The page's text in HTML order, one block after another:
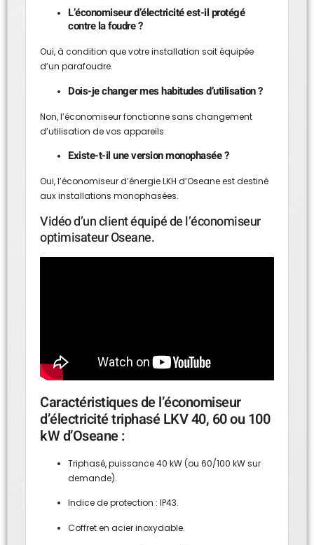
L’économiseur d’électricité est-il protégé
contre la foudre ?
Oui, à condition que votre installation soit équipée
d’un parafoudre.
Dois-je changer mes habitudes d’utilisation ?
Non, l’économiseur fonctionne sans changement
d’utilisation de vos appareils.
Existe-t-il une version monophasée ?
Oui, l’économiseur d’énergie LKH d’Oseane est destiné
aux installations monophasées.
Vidéo d’un client équipé de l’économiseur
optimisateur Oseane.
Caractéristiques de l’économiseur
d’électricité triphasé LKV 40, 60 ou 100
kW d’Oseane :
Triphasé, puissance 40 kW (ou 60/100 kW sur
demande).
Indice de protection : IP43.
Coffret en acier inoxydable.